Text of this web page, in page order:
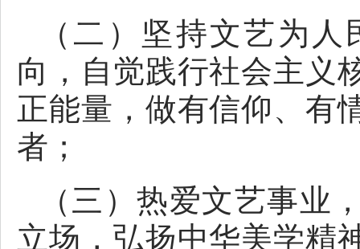
（二）坚持文艺为
向，自觉践行社会主义
正能量，做有信仰、有
者；
（三）热爱文艺事业
立场，弘扬中华美学精